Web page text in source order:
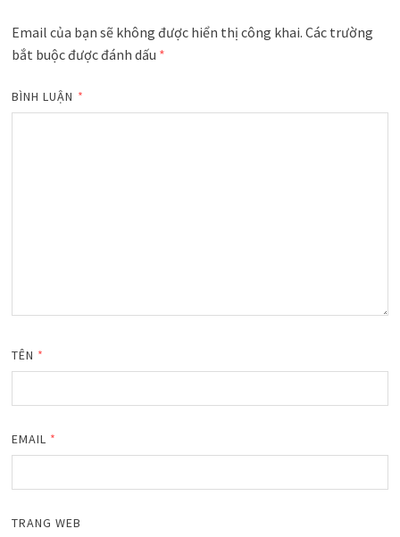
Email của bạn sẽ không được hiển thị công khai. Các trường
bắt buộc được đánh dấu *
BÌNH LUẬN *
TÊN *
EMAIL *
TRANG WEB